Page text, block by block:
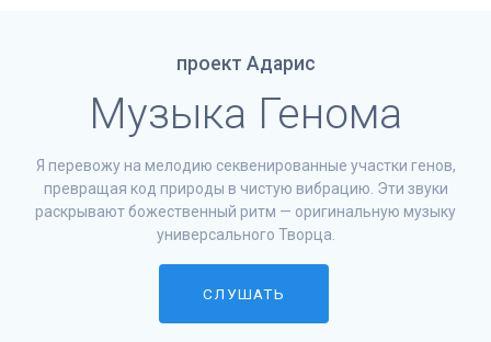
проект Адарис
Музыка Генома
Я перевожу на мелодию секвенированные участки генов,
превращая код природы в чистую вибрацию. Эти звуки
раскрывают божественный ритм — оригинальную музыку
универсального Творца.
СЛУШАТЬ